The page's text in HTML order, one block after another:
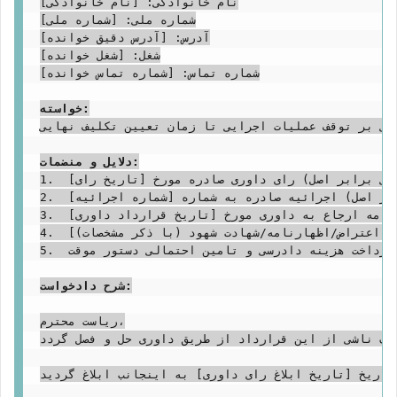
شماره ملی: [شماره ملی]
آدرس: [آدرس دقیق خوانده]
شغل: [شغل خوانده]
شماره تماس: [شماره تماس خوانده]
خواسته:
بر توقف عملیات اجرایی تا زمان تعیین تکلیف نهایی.
دلایل و منضمات:
1.  تصویر مصدق (کپی برابر اصل) رای داوری صادره مورخ [تاریخ رای].
2.  تصویر مصدق (کپی برابر اصل) اجرائیه صادره به شماره [شماره اجرائیه].
3.  تصویر مصدق (کپی برابر اصل) قرارداد داوری/توافق نامه ارجاع به داوری مورخ [تاریخ قرارداد داوری].
4.  تصویر مصدق (کپی برابر اصل) [مدارک اثبات ادعا، مثلاً: سند مالکیت/قرارداد اصلی/نامه اعتراض/اظهارنامه/شهادت شهود (با ذکر مشخصات)]
5.  رسید پرداخت هزینه دادرسی و تامین احتمالی دستور موقت.
شرح دادخواست:
ریاست محترم،
ناشی از این قرارداد از طریق داوری حل و فصل گردد.
[تاریخ ابلاغ رای داوری] به اینجانب ابلاغ گردید.